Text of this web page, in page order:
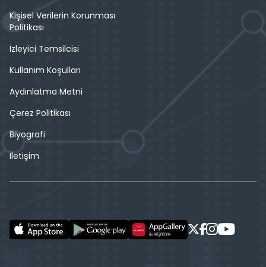
Kişisel Verilerin Korunması
Politikası
İzleyici Temsilcisi
Kullanım Koşulları
Aydınlatma Metni
Çerez Politikası
Biyografi
İletişim